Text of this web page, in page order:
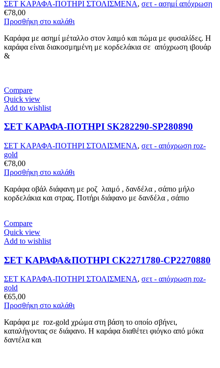
ΣΕΤ ΚΑΡΑΦΑ-ΠΟΤΗΡΙ ΣΤΟΛΙΣΜΕΝΑ, σετ - ασημί απόχρωση
€78,00
Προσθήκη στο καλάθι
Καράφα με ασημί μέταλλο στον λαιμό και πώμα με φυσαλίδες. Η
καράφα είναι διακοσμημένη με κορδελάκια σε απόχρωση ιβουάρ
&
Compare
Quick view
Add to wishlist
ΣΕΤ ΚΑΡΑΦΑ-ΠΟΤΗΡΙ SK282290-SP280890
ΣΕΤ ΚΑΡΑΦΑ-ΠΟΤΗΡΙ ΣΤΟΛΙΣΜΕΝΑ, σετ - απόχρωση roz-
gold
€78,00
Προσθήκη στο καλάθι
Καράφα οβάλ διάφανη με ροζ λαιμό , δανδέλα , σάπιο μήλο
κορδελάκια και στρας. Ποτήρι διάφανο με δανδέλα , σάπιο
Compare
Quick view
Add to wishlist
ΣΕΤ ΚΑΡΑΦΑ&ΠΟΤΗΡΙ CK2271780-CP2270880
ΣΕΤ ΚΑΡΑΦΑ-ΠΟΤΗΡΙ ΣΤΟΛΙΣΜΕΝΑ, σετ - απόχρωση roz-
gold
€65,00
Προσθήκη στο καλάθι
Καράφα με roz-gold χρώμα στη βάση το οποίο σβήνει,
καταλήγοντας σε διάφανο. Η καράφα διαθέτει φιόγκο από μόκα
δαντέλα και